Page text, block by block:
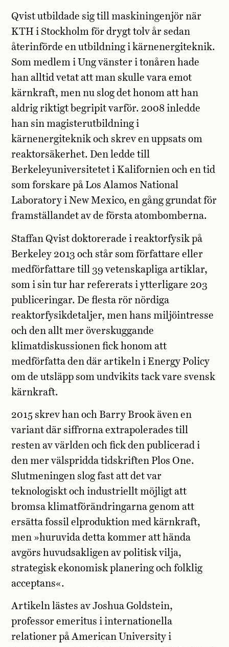
Qvist utbildade sig till maskiningenjör när
KTH i Stockholm för drygt tolv år sedan
återinförde en utbildning i kärnenergiteknik.
Som medlem i Ung vänster i tonåren hade
han alltid vetat att man skulle vara emot
kärnkraft, men nu slog det honom att han
aldrig riktigt begripit varför. 2008 inledde
han sin magisterutbildning i
kärnenergiteknik och skrev en uppsats om
reaktorsäkerhet. Den ledde till
Berkeleyuniversitetet i Kalifornien och en tid
som forskare på Los Alamos National
Laboratory i New Mexico, en gång grundat för
framställandet av de första atombomberna.
Staffan Qvist doktorerade i reaktorfysik på
Berkeley 2013 och står som författare eller
medförfattare till 39 vetenskapliga artiklar,
som i sin tur har refererats i ytterligare 203
publiceringar. De flesta rör nördiga
reaktorfysikdetaljer, men hans miljöintresse
och den allt mer överskuggande
klimatdiskussionen fick honom att
medförfatta den där artikeln i Energy Policy
om de utsläpp som undvikits tack vare svensk
kärnkraft.
2015 skrev han och Barry Brook även en
variant där siffrorna extrapolerades till
resten av världen och fick den publicerad i
den mer välspridda tidskriften Plos One.
Slutmeningen slog fast att det var
teknologiskt och industriellt möjligt att
bromsa klimatförändringarna genom att
ersätta fossil elproduktion med kärnkraft,
men »huruvida detta kommer att hända
avgörs huvudsakligen av politisk vilja,
strategisk ekonomisk planering och folklig
acceptans«.
Artikeln lästes av Joshua Goldstein,
professor emeritus i internationella
relationer på American University i